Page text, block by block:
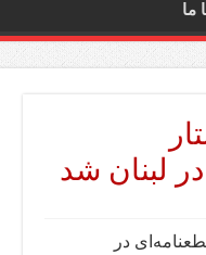
ما
لبنان شد
در